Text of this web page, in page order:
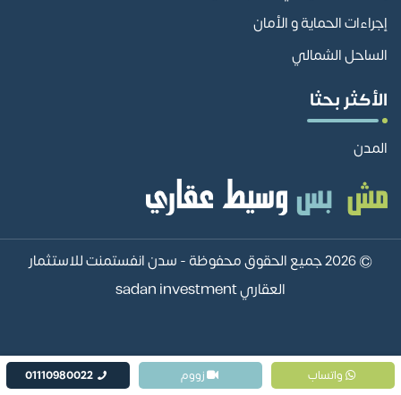
إجراءات الحماية و الأمان
الساحل الشمالي
الأكثر بحثا
المدن
© 2026 جميع الحقوق محفوظة -
سدن انفستمنت للاستثمار
العقاري sadan investment
واتساب 01110980022 زووم